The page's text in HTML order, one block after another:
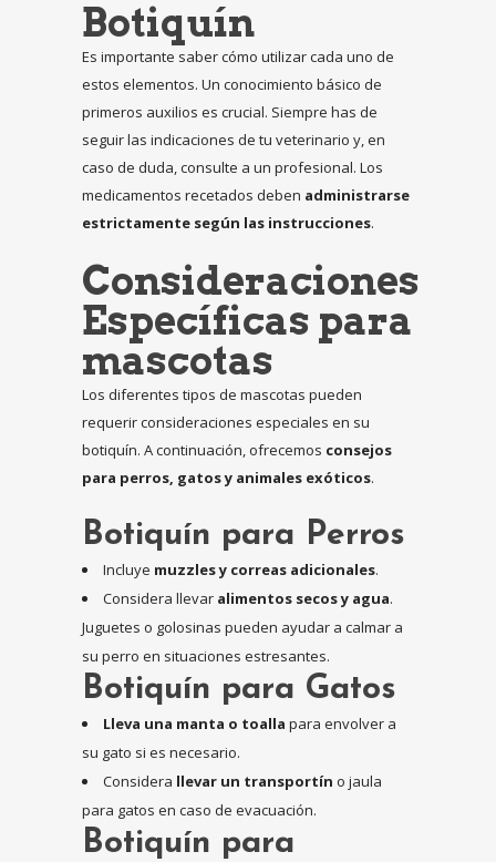
Botiquín
Es importante saber cómo utilizar cada uno de
estos elementos. Un conocimiento básico de
primeros auxilios es crucial. Siempre has de
seguir las indicaciones de tu veterinario y, en
caso de duda, consulte a un profesional. Los
medicamentos recetados deben administrarse
estrictamente según las instrucciones.
Consideraciones
Específicas para
mascotas
Los diferentes tipos de mascotas pueden
requerir consideraciones especiales en su
botiquín. A continuación, ofrecemos consejos
para perros, gatos y animales exóticos.
Botiquín para Perros
Incluye muzzles y correas adicionales.
Considera llevar alimentos secos y agua.
Juguetes o golosinas pueden ayudar a calmar a
su perro en situaciones estresantes.
Botiquín para Gatos
Lleva una manta o toalla para envolver a
su gato si es necesario.
Considera llevar un transportín o jaula
para gatos en caso de evacuación.
Botiquín para